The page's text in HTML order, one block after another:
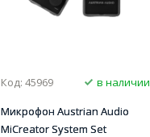
Код: 45969
в наличии
Микрофон Austrian Audio
MiCreator System Set